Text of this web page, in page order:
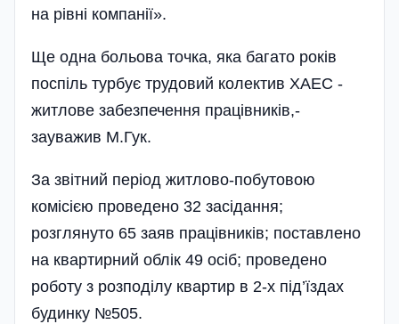
на рівні компанії».
Ще одна больова точка, яка багато років
поспіль турбує трудовий колектив ХАЕС -
житлове забезпечення праці­вників,-
зауважив М.Гук.
За звітний період житлово-побутовою
комісією проведено 32 засідання;
розглянуто 65 заяв працівників; поставлено
на квартирний облік 49 осіб; проведено
роботу з розподілу квартир в 2-х під’їздах
будинку №505.